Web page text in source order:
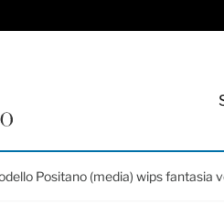
Positano (media) wips fantasia